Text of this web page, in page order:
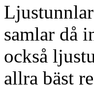
samlar då
också
allra bäst